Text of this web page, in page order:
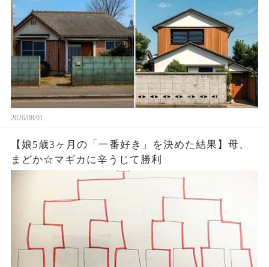
2026/08/01
【娘5歳3ヶ月の「一番好き」を決めた結果】母、
まどか☆マギカに辛うじて勝利